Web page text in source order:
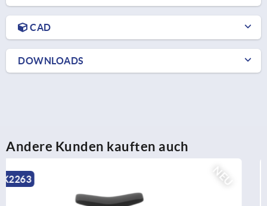
CAD
DOWNLOADS
Andere Kunden kauften auch
K2266